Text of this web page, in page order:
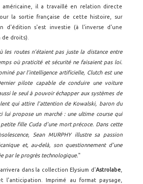
américaine, il a travaillé en relation directe
la sortie française de cette histoire, sur
d'édition s'est investie (à l'inverse d'une
de droits).
les routes n’étaient pas juste la distance entre
où praticité et sécurité ne faisaient pas loi.
par l’intelligence artificielle, Clutch est une
pilote capable de conduire une voiture
le seul à pouvoir échapper aux systèmes de
qui attire l’attention de Kowalski, baron du
lui propose un marché : une ultime course qui
fille Cuda d’une mort précoce. Dans cette
Sean MURPHY illustre sa passion
et, au-delà, son questionnement d’une
par le progrès technologique."
arrivera dans la collection Elysium d'Astrolabe
l'anticipation. Imprimé au format paysage,